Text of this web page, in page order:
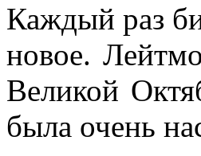
Каждый раз
новое.
Великой
была очень